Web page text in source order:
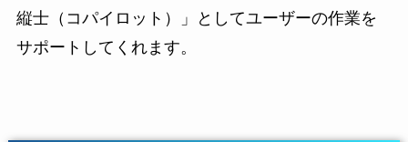
縦士（コパイロット）」としてユーザーの作業を
サポートしてくれます。